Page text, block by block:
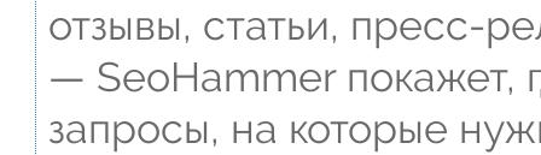
отзывы, статьи, пресс-
— SeoHammer покажет,
запросы, на которые